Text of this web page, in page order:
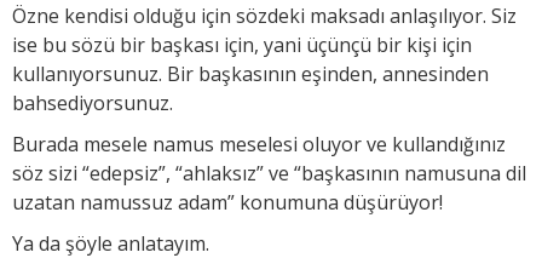
Özne kendisi olduğu için sözdeki maksadı anlaşılıyor. Siz
ise bu sözü bir başkası için, yani üçünçü bir kişi için
kullanıyorsunuz. Bir başkasının eşinden, annesinden
bahsediyorsunuz.
Burada mesele namus meselesi oluyor ve kullandığınız
söz sizi “edepsiz”, “ahlaksız” ve “başkasının namusuna dil
uzatan namussuz adam” konumuna düşürüyor!
Ya da şöyle anlatayım.